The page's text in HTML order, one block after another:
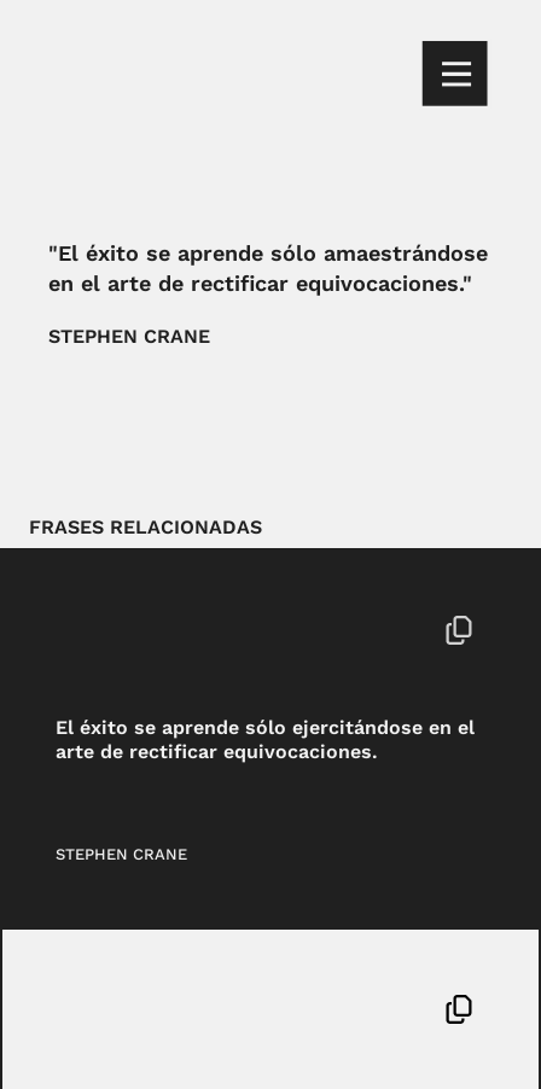
"El éxito se aprende sólo amaestrándose
en el arte de rectificar equivocaciones."
STEPHEN CRANE
FRASES RELACIONADAS
El éxito se aprende sólo ejercitándose en el
arte de rectificar equivocaciones.
STEPHEN CRANE